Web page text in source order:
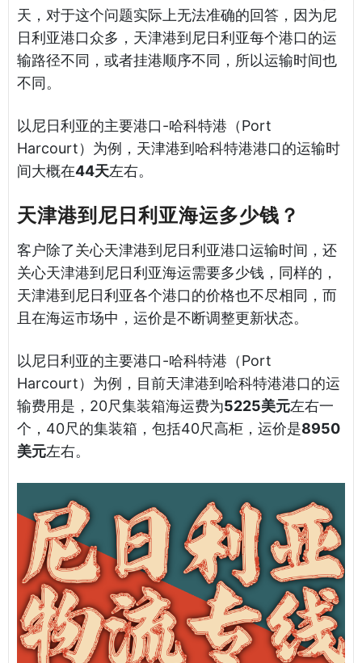
天，对于这个问题实际上无法准确的回答，因为尼
日利亚港口众多，天津港到尼日利亚每个港口的运
输路径不同，或者挂港顺序不同，所以运输时间也
不同。
以尼日利亚的主要港口-哈科特港（Port
Harcourt）为例，天津港到哈科特港港口的运输时
间大概在44天左右。
天津港到尼日利亚海运多少钱？
客户除了关心天津港到尼日利亚港口运输时间，还
关心天津港到尼日利亚海运需要多少钱，同样的，
天津港到尼日利亚各个港口的价格也不尽相同，而
且在海运市场中，运价是不断调整更新状态。
以尼日利亚的主要港口-哈科特港（Port
Harcourt）为例，目前天津港到哈科特港港口的运
输费用是，20尺集装箱海运费为5225美元左右一
个，40尺的集装箱，包括40尺高柜，运价是8950
美元左右。